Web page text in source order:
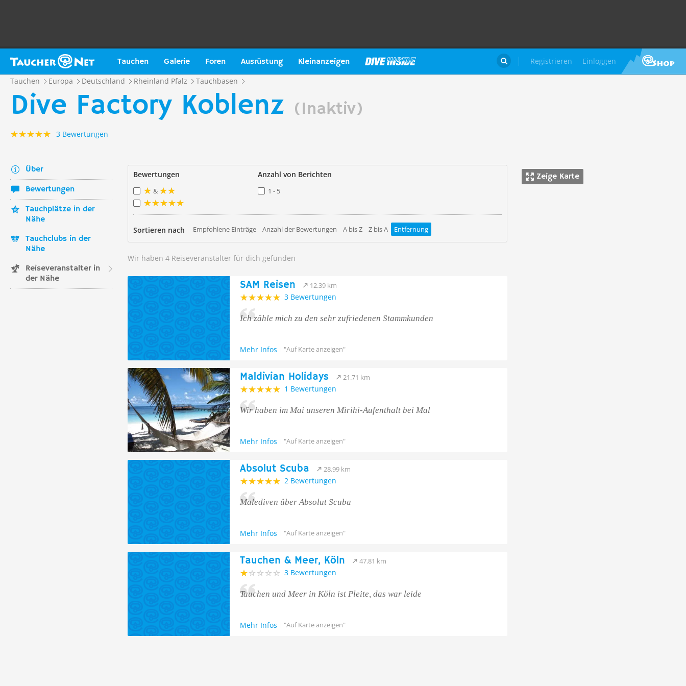
Tauchen Galerie Foren Ausrüstung Kleinanzeigen Registrieren Einloggen

Tauchen Europa Deutschland Rheinland Pfalz Tauchbasen
Dive Factory Koblenz (Inaktiv)
3 Bewertungen
Über
Bewertungen
Tauchplätze in der
Nähe
Tauchclubs in der
Nähe
Reiseveranstalter in
der Nähe
Zeige Karte
Bewertungen
&
Anzahl von Berichten
1 - 5
Sortieren nach Empfohlene Einträge Anzahl der Bewertungen A bis Z Z bis A Entfernung
Wir haben 4 Reiseveranstalter für dich gefunden
SAM Reisen 12.39 km
3 Bewertungen
Ich zähle mich zu den sehr zufriedenen Stammkunden
Mehr Infos "Auf Karte anzeigen"
Maldivian Holidays 21.71 km
1 Bewertungen
Wir haben im Mai unseren Mirihi-Aufenthalt bei Mal
Mehr Infos "Auf Karte anzeigen"
Absolut Scuba 28.99 km
2 Bewertungen
Malediven über Absolut Scuba
Mehr Infos "Auf Karte anzeigen"
Tauchen & Meer, Köln 47.81 km
3 Bewertungen
Tauchen und Meer in Köln ist Pleite, das war leide
Mehr Infos "Auf Karte anzeigen"